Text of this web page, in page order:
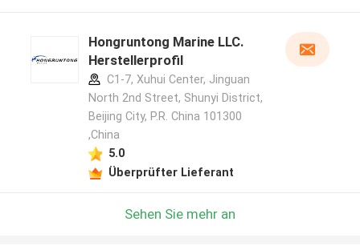
Hongruntong Marine LLC.
Herstellerprofil
C1-7, Xuhui Center, Jinguan
North 2nd Street, Shunyi District,
Beijing City, P.R. China 101300
,China
5.0
Überprüfter Lieferant
Sehen Sie mehr an